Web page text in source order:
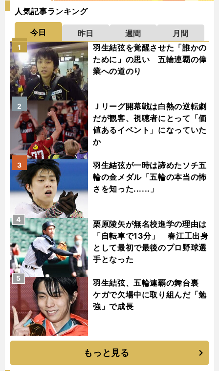
人気記事ランキング
今日 昨日 週間
月間
羽生結弦を覚醒させた「誰かの
ために」の思い 五輪連覇の偉
業への道のり
1
Ｊリーグ開幕戦は白熱の逆転劇
だが観客、視聴者にとって「価
値あるイベント」になっていた
か
2
羽生結弦が一時は諦めたソチ五
輪の金メダル「五輪の本当の怖
さを知った......」
3
栗原陵矢が無名校進学の理由は
「自転車で13分」 春江工出身
として最初で最後のプロ野球選
手となった
4
羽生結弦、五輪連覇の舞台裏
ケガで欠場中に取り組んだ「勉
強」で成長
5
もっと見る